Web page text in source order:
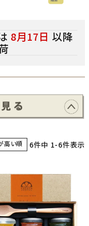
8月17日 以降
高い順 6件中 1-6件表示